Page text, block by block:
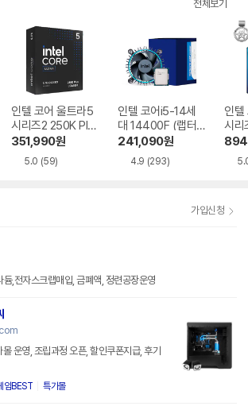
전체보기
인텔 코어 울트라5
시리즈2 250K Plu
s (애로우레이크 리
프레시)
351,990원
5.0 (59)
인텔 코어i5-14세
대 14400F (랩터
레이크 리프레시)
241,090원
4.9 (293)
인텔
시리
로우
가입신청
,전자스크랩매입, 금폐액, 정련공장운영
운영, 조립과정 오픈, 할인쿠폰지급, 후기
임BEST 특가몰